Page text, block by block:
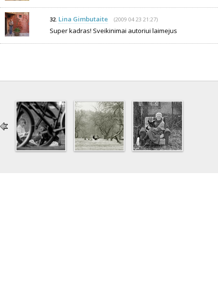
32. Lina Gimbutaite (2009 04 23 21:27)
Super kadras! Sveikinimai autoriui laimejus